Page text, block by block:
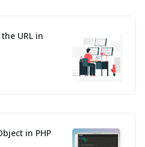
URL in
in PHP